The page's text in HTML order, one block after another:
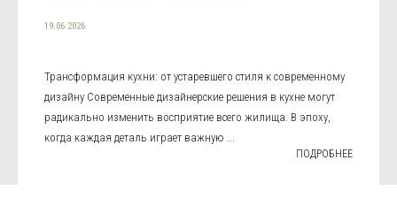
19.06.2026
Трансформация кухни: от устаревшего стиля к современному
дизайну Современные дизайнерские решения в кухне могут
радикально изменить восприятие всего жилища. В эпоху,
когда каждая деталь играет важную ...
ПОДРОБНЕЕ